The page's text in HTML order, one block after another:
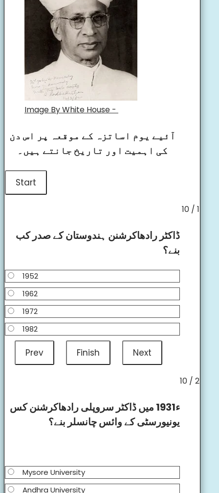
Image By White House -
آئیے یوم اساتزہ کے موقعہ پر اس دن
کی اہمیت اور تاریخ جانتے ہیں۔
1 / 10
ڈاکٹر رادھاکرشنن ہندوستان کے صدر کب
بنے؟
1952
1962
1972
1982
2 / 10
ء1931 میں ڈاکٹر سروپلی رادھاکرشنن کس
یونیورسٹی کے وائس چانسلر بنے؟
Mysore University
Andhra University